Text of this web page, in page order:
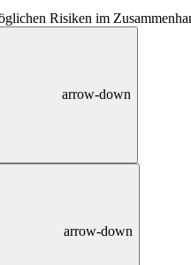
Risiken im
arrow-down
arrow-down